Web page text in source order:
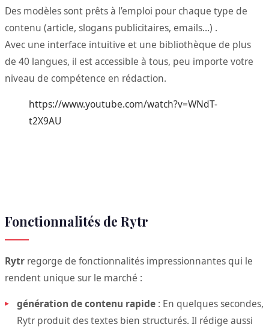
Des modèles sont prêts à l’emploi pour chaque type de
contenu (article, slogans publicitaires, emails…) .
Avec une interface intuitive et une bibliothèque de plus
de 40 langues, il est accessible à tous, peu importe votre
niveau de compétence en rédaction.
https://www.youtube.com/watch?v=WNdT-
t2X9AU
Fonctionnalités de Rytr
Rytr regorge de fonctionnalités impressionnantes qui le
rendent unique sur le marché :
génération de contenu rapide : En quelques secondes,
Rytr produit des textes bien structurés. Il rédige aussi